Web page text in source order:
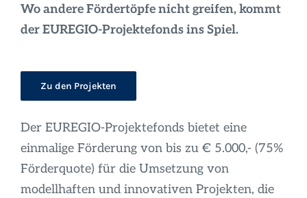
Förderungen
Wo andere Fördertöpfe nicht greifen, kommt
der EUREGIO-Projektefonds ins Spiel.
Zu den Projekten
Der EUREGIO-Projektefonds bietet eine
einmalige Förderung von bis zu € 5.000,- (75%
Förderquote) für die Umsetzung von
modellhaften und innovativen Projekten, die